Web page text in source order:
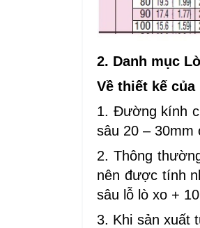
2. Danh mục
Về thiết kế
1. Đường kính
sâu 20 – 30mm
2. Thông
nên được tính
sâu lỗ lò xo +
3. Khi sản xuất